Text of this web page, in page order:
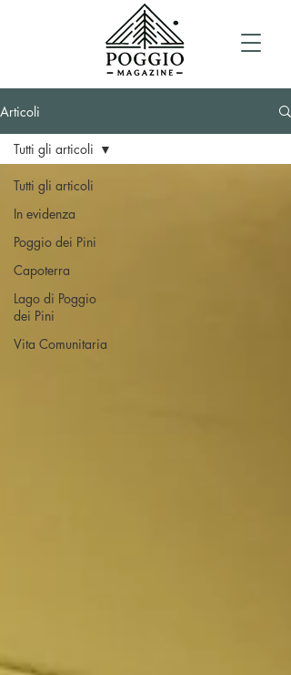
Articoli
Tutti gli articoli
In evidenza
Poggio dei Pini
Capoterra
Lago di Poggio
dei Pini
Vita Comunitaria
Tutti gli articoli